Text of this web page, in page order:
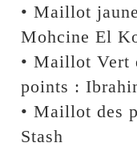
• Maillot
Mohcine El
• Maillot Vert
points :
• Maillot des
Stash